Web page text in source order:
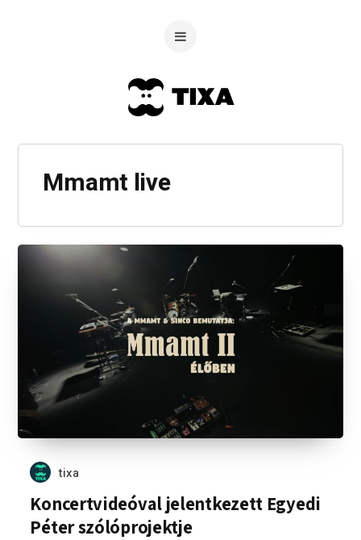
Mmamt live
tixa
Koncertvideóval jelentkezett Egyedi
Péter szólóprojektje